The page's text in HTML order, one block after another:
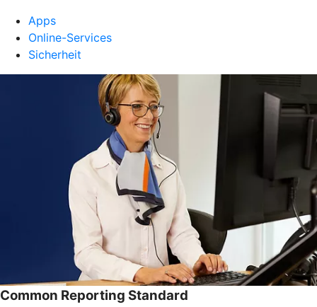
Apps
Online-Services
Sicherheit
Common Reporting Standard